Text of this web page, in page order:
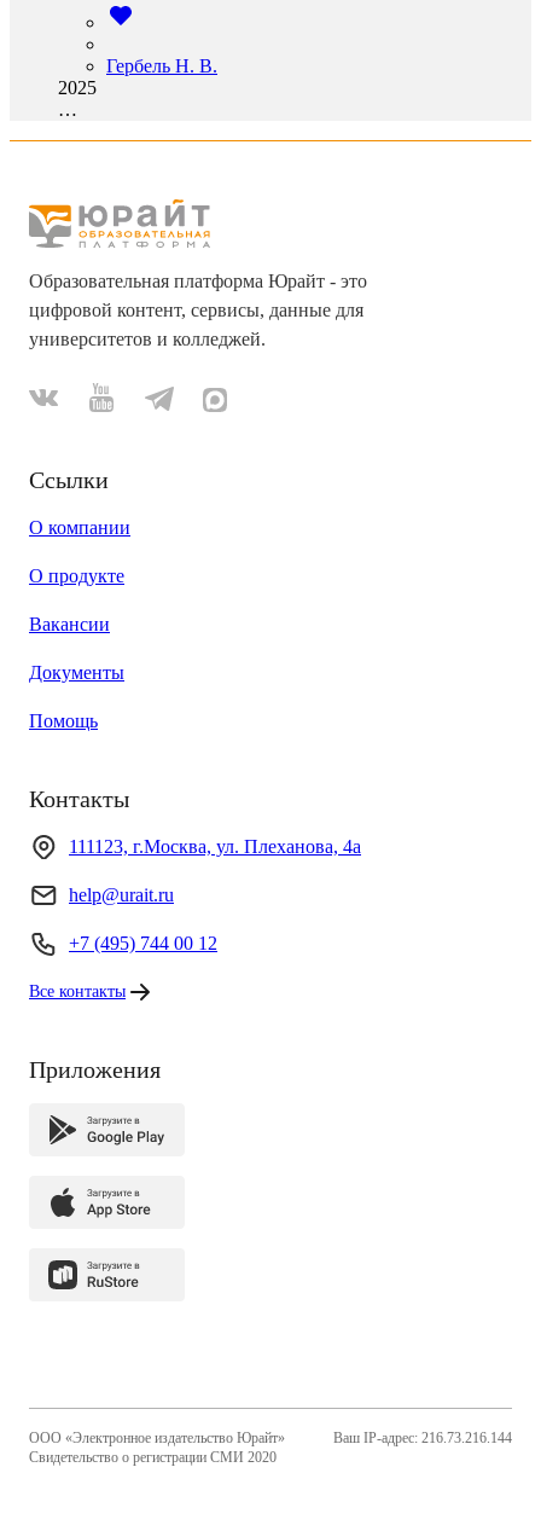
Гербель Н. В.
2025
…
Образовательная платформа Юрайт - это
цифровой контент, сервисы, данные для
университетов и колледжей.
Ссылки
О компании
О продукте
Вакансии
Документы
Помощь
Контакты
111123, г.Москва, ул. Плеханова, 4а
help@urait.ru
+7 (495) 744 00 12
Все контакты
Приложения
ООО «Электронное издательство Юрайт»
Свидетельство о регистрации СМИ 2020
Ваш IP-адрес: 216.73.216.144